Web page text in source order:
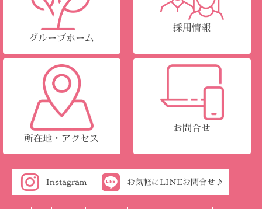
グループホーム
採用情報
所在地・アクセス
お問合せ
Instagram お気軽にLINEお問合せ♪